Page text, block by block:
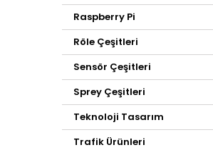
Raspberry Pi
Röle Çeşitleri
Sensör Çeşitleri
Sprey Çeşitleri
Teknoloji Tasarım
Trafik Ürünleri